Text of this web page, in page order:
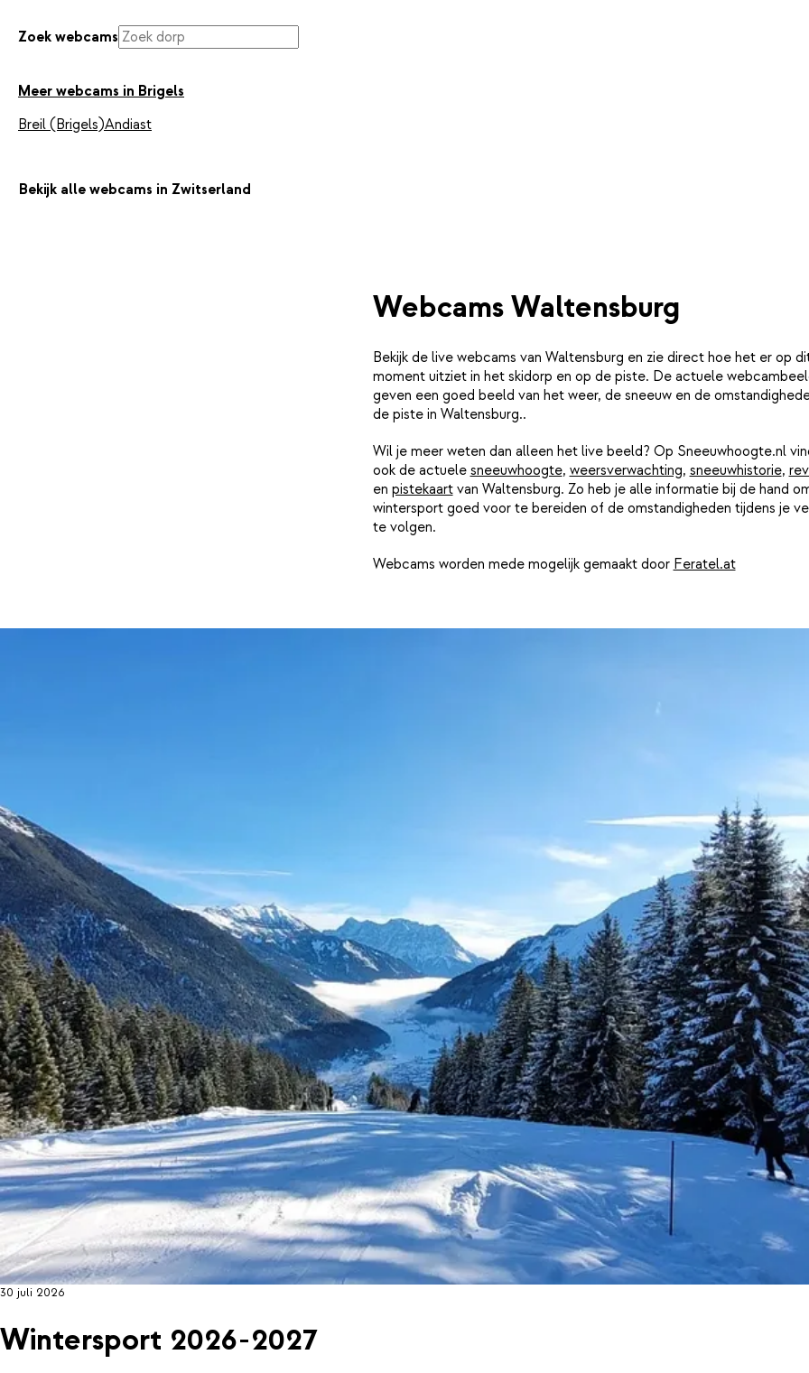
Zoek webcams
Meer webcams in Brigels
Breil (Brigels)Andiast
Bekijk alle webcams in Zwitserland
Webcams Waltensburg
Bekijk de live webcams van Waltensburg en zie direct hoe het er op
moment uitziet in het skidorp en op de piste. De actuele
geven een goed beeld van het weer, de sneeuw en de
de piste in Waltensburg..
Wil je meer weten dan alleen het live beeld? Op Sneeuwhoogte.nl
ook de actuele sneeuwhoogte, weersverwachting, sneeuwhistorie,
en pistekaartvan Waltensburg. Zo heb je alle informatie bij de hand
wintersport goed voor te bereiden of de omstandigheden tijdens je
te volgen.
Webcams worden mede mogelijk gemaakt door Feratel.at
30 juli 2026
Wintersport 2026-2027